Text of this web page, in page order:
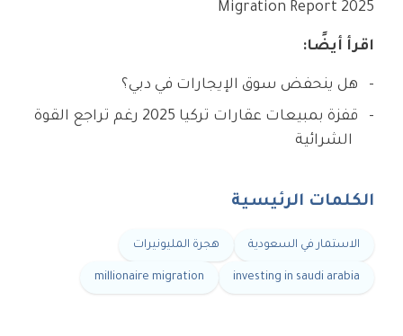
Migration Report 2025
اقرأ أيضًا:
هل ينحفض سوق الإيجارات في دبي؟
قفزة بمبيعات عقارات تركيا 2025 رغم تراجع القوة
الشرائية
الكلمات الرئيسية
الاستمار في السعودية هجرة المليونيرات
investing in saudi arabia
millionaire migration